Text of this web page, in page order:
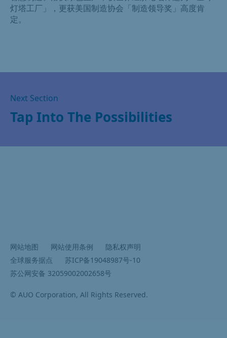
灯塔工厂」，更获美国制造协会「制造领导奖」高度肯
定。
Next Section
Tap Into The Possibilities
网站地图 网站使用条例
隐私权声明
全球服务据点
苏ICP备19048987号-10
苏公网安备 32059002002658号
© AUO Corporation, All Rights Reserved.